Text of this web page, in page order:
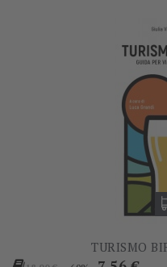
TURISMO